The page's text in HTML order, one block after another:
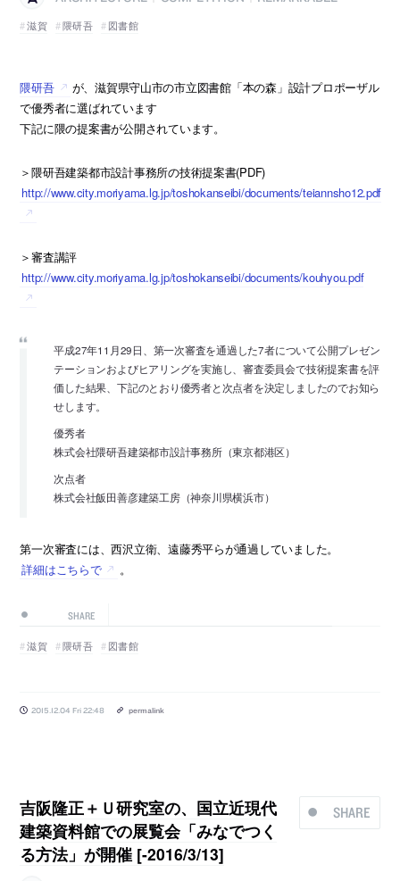
滋賀
隈研吾 図書館
隈研吾
が、滋賀県守山市の市立図書館「本の森」設計プロポーザル
で優秀者に選ばれています
下記に隈の提案書が公開されています。
＞隈研吾建築都市設計事務所の技術提案書(PDF)
http://www.city.moriyama.lg.jp/toshokanseibi/documents/teiannsho12.pdf
＞審査講評
http://www.city.moriyama.lg.jp/toshokanseibi/documents/kouhyou.pdf
平成27年11月29日、第一次審査を通過した7者について公開プレゼン
テーションおよびヒアリングを実施し、審査委員会で技術提案書を評
価した結果、下記のとおり優秀者と次点者を決定しましたのでお知ら
せします。
優秀者
株式会社隈研吾建築都市設計事務所（東京都港区）
次点者
株式会社飯田善彦建築工房（神奈川県横浜市）
第一次審査には、西沢立衛、遠藤秀平らが通過していました。
詳細はこちらで
。
SHARE
滋賀 隈研吾 図書館
2015.12.04 Fri 22:48 permalink
SHARE
吉阪隆正＋Ｕ研究室の、国立近現代
建築資料館での展覧会「みなでつく
る方法」が開催 [-2016/3/13]